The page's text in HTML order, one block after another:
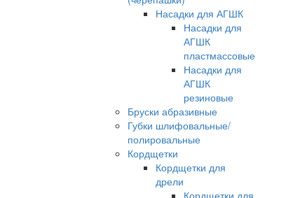
Насадки для АГШК
Насадки для
АГШК
пластмассовые
Насадки для
АГШК
резиновые
Бруски абразивные
Губки шлифовальные/
полировальные
Кордщетки
Кордщетки для
дрели
Кордщетки для